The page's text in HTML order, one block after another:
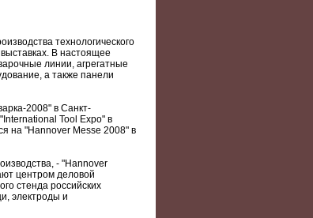
технологического
В настоящее
линии, агрегатные
а также панели
2008" в Санкт-
Tool Expo" в
на "Hannover Messe 2008" в
- "Hannover
центром деловой
стенда российских
электроды и